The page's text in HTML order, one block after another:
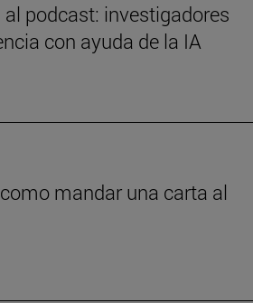
podcast: investigadores
con ayuda de la IA
mandar una carta al